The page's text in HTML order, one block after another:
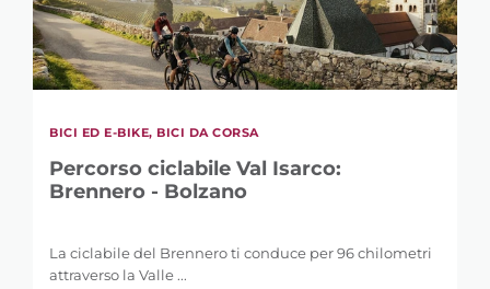
BICI ED E-BIKE, BICI DA CORSA
Percorso ciclabile Val Isarco:
Brennero - Bolzano
La ciclabile del Brennero ti conduce per 96 chilometri
attraverso la Valle ...